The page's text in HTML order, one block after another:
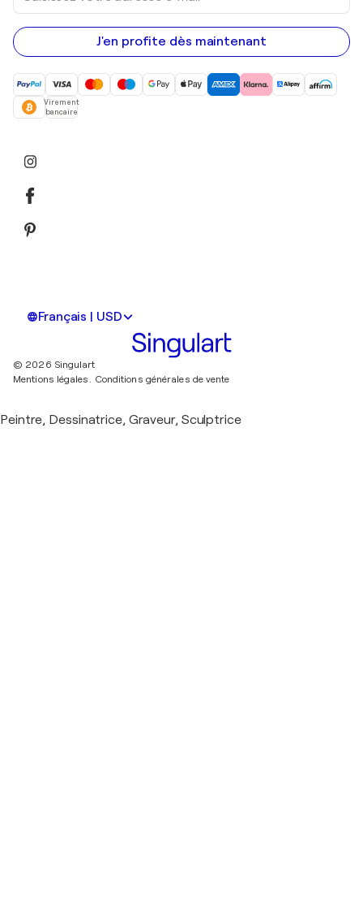
adresse
e-
mail
J'en profite dès maintenant
Virement
bancaire
Français | USD
© 2026 Singulart
Mentions légales. Conditions générales de vente
Peintre, Dessinatrice, Graveur, Sculptrice